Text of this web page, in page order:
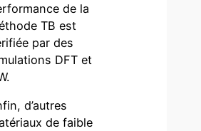
de la
TB est
par des
DFT et
d’autres
de faible